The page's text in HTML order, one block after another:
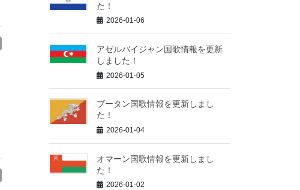
た！
2026-01-06
アゼルバイジャン国歌情報を更新
しました！
2026-01-05
ブータン国歌情報を更新しまし
た！
2026-01-04
オマーン国歌情報を更新しまし
た！
2026-01-02